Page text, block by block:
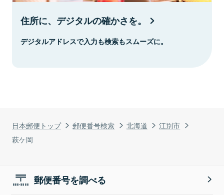
日本郵便トップ 郵便番号検索 北海道
江別市
萩ケ岡
住所に、デジタルの確かさを。
デジタルアドレスで入力も検索もスムーズに。
郵便番号を調べる